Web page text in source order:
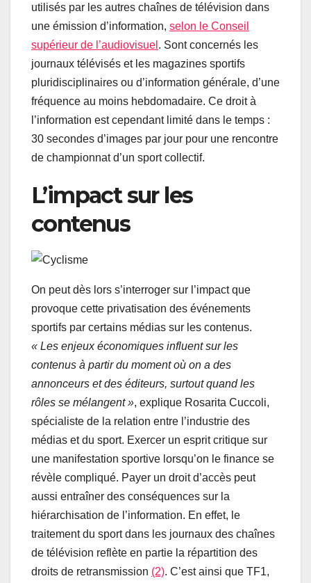
utilisés par les autres chaînes de télévision dans
une émission d’information, selon le Conseil
supérieur de l’audiovisuel . Sont concernés les
journaux télévisés et les magazines sportifs
pluridisciplinaires ou d’information générale, d’une
fréquence au moins hebdomadaire. Ce droit à
l’information est cependant limité dans le temps :
30 secondes d’images par jour pour une rencontre
de championnat d’un sport collectif.
L’impact sur les
contenus
On peut dès lors s’interroger sur l’impact que
provoque cette privatisation des événements
sportifs par certains médias sur les contenus.
« Les enjeux économiques influent sur les
contenus à partir du moment où on a des
annonceurs et des éditeurs, surtout quand les
rôles se mélangent », explique Rosarita Cuccoli,
spécialiste de la relation entre l’industrie des
médias et du sport. Exercer un esprit critique sur
une manifestation sportive lorsqu’on le finance se
révèle compliqué. Payer un droit d’accès peut
aussi entraîner des conséquences sur la
hiérarchisation de l’information. En effet, le
traitement du sport dans les journaux des chaînes
de télévision reflète en partie la répartition des
droits de retransmission (2). C’est ainsi que TF1,